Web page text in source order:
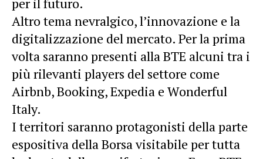
Altro tema nevralgico, l’innovazione e la
digitalizzazione del mercato. Per la prima
volta saranno presenti alla BTE alcuni tra i
più rilevanti players del settore come
Airbnb, Booking, Expedia e Wonderful
Italy.
I territori saranno protagonisti della parte
espositiva della Borsa visitabile per tutta